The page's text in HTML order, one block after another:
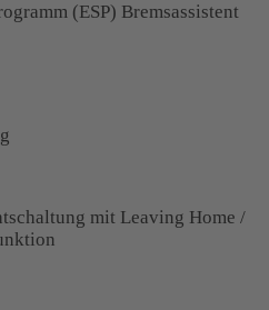
(ESP) Bremsassistent
mit Leaving Home /